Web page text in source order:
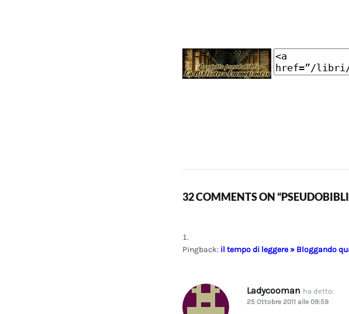
32 COMMENTS ON
Pingback: il tempo di leggere » Bloggando
Ladycooman ha detto:
25 Ottobre 2011 alle 09:59